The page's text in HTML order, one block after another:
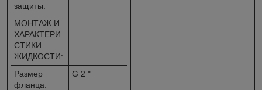
защиты:
МОНТАЖ И
ХАРАКТЕРИ
СТИКИ
ЖИДКОСТИ:
Размер
фланца:
G 2 "